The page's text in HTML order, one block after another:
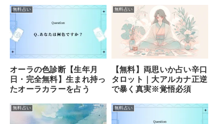
無料占い
オーラの色診断【生年月
日・完全無料】生まれ持っ
たオーラカラーを占う
無料占い
【無料】両思いか占い辛口
タロット｜大アルカナ正逆
で暴く真実※覚悟必須
無料占い 無料占い